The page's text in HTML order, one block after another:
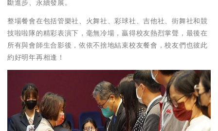
斷進步、永續發展。
整場餐會在包括管樂社、火舞社、彩球社、吉他社、街舞社和競
技啦啦隊的精彩表演下，毫無冷場，贏得校友熱烈掌聲，最後在
所有與會師生合影後，依依不捨地結束校友餐會，校友們也彼此
約好明年再相逢！